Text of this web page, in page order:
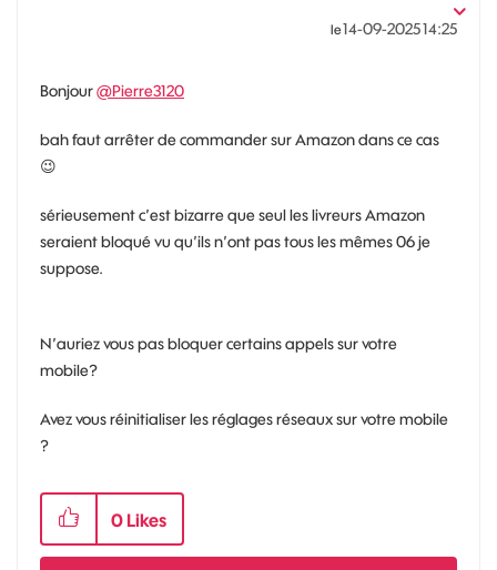
le‎14-09-202514:25
Bonjour@Pierre3120
bah faut arrêter de commander sur Amazon dans ce cas
😉
sérieusement c’est bizarre que seul les livreurs Amazon
seraient bloqué vu qu’ils n’ont pas tous les mêmes 06 je
suppose.
N’auriez vous pas bloquer certains appels sur votre
mobile?
Avez vous réinitialiser les réglages réseaux sur votre mobile
?
0 Likes